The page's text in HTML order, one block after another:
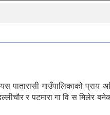
पातारासी गाउँपालिकाको
र पटमारा गा वि स मिलेर